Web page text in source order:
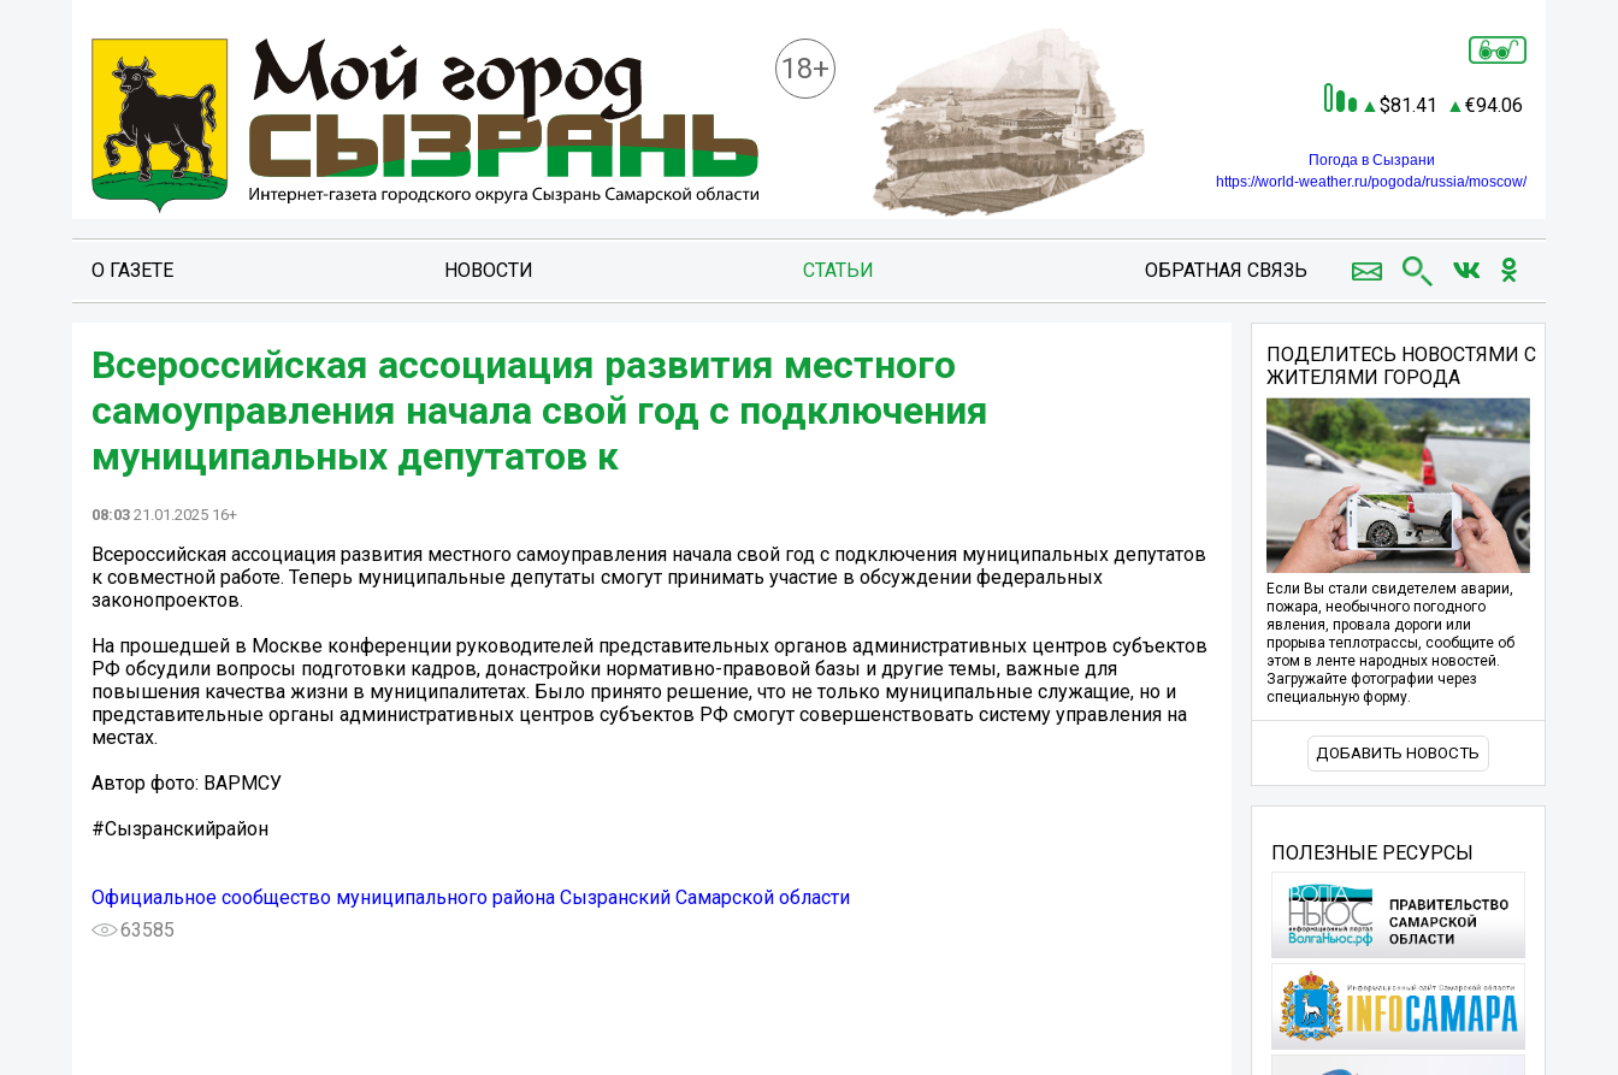
18+
81.41 94.06
Погода в Сызрани
https://world-weather.ru/pogoda/russia/moscow/
О ГАЗЕТЕ НОВОСТИ СТАТЬИ ОБРАТНАЯ СВЯЗЬ
Всероссийская ассоциация развития местного
самоуправления начала свой год с подключения
муниципальных депутатов к
08:03 21.01.2025 16+
Всероссийская ассоциация развития местного самоуправления начала свой год с подключения муниципальных депутатов
к совместной работе. Теперь муниципальные депутаты смогут принимать участие в обсуждении федеральных
законопроектов.
На прошедшей в Москве конференции руководителей представительных органов административных центров субъектов
РФ обсудили вопросы подготовки кадров, донастройки нормативно-правовой базы и другие темы, важные для
повышения качества жизни в муниципалитетах. Было принято решение, что не только муниципальные служащие, но и
представительные органы административных центров субъектов РФ смогут совершенствовать систему управления на
местах.
Автор фото: ВАРМСУ
#Сызранскийрайон
Официальное сообщество муниципального района Сызранский Самарской области
63585
ПОДЕЛИТЕСЬ НОВОСТЯМИ С
ЖИТЕЛЯМИ ГОРОДА
Если Вы стали свидетелем аварии,
пожара, необычного погодного
явления, провала дороги или
прорыва теплотрассы, сообщите об
этом в ленте народных новостей.
Загружайте фотографии через
специальную форму.
ДОБАВИТЬ НОВОСТЬ
ПОЛЕЗНЫЕ РЕСУРСЫ